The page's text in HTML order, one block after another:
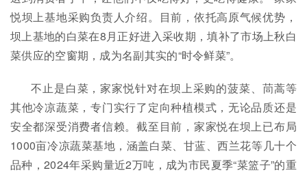
悦坝上基地采购负责人介绍。目前，依托高原气候优势，
坝上基地的白菜在8月正好进入采收期，填补了市场上秋白
菜供应的空窗期，成为名副其实的“时令鲜菜”。
不止是白菜，家家悦针对在坝上采购的菠菜、茼蒿等
其他冷凉蔬菜，专门实行了定向种植模式，无论品质还是
安全都深受消费者信赖。截至目前，家家悦在坝上已布局
1000亩冷凉蔬菜基地，涵盖白菜、甘蓝、西兰花等几十个
品种，2024年采购量近2万吨，成为市民夏季“菜篮子”的重